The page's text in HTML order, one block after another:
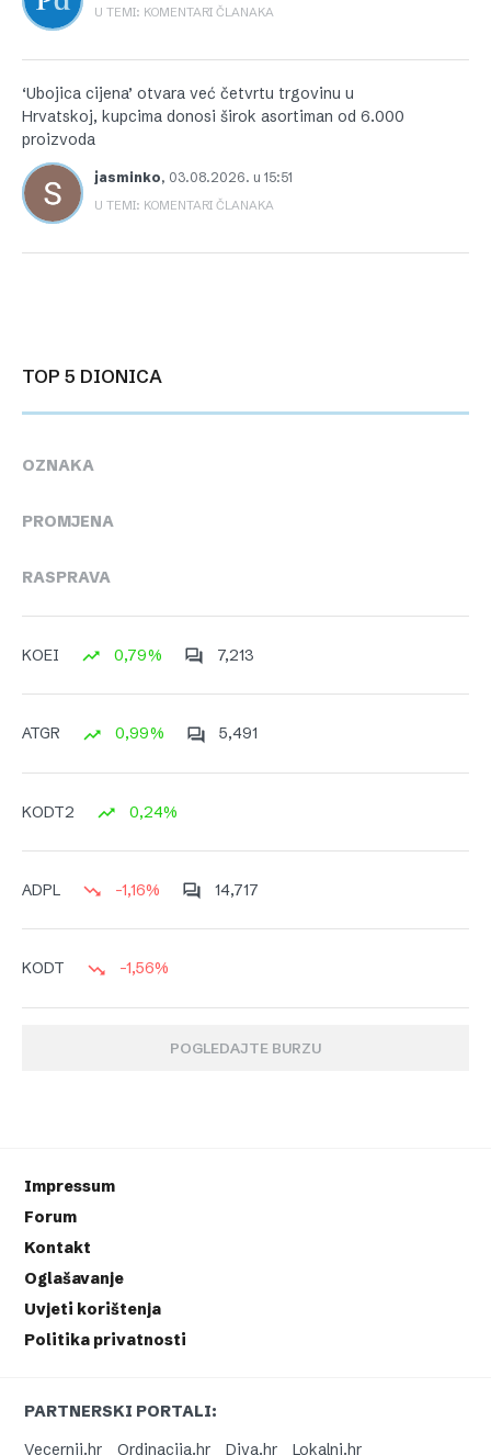
U TEMI: KOMENTARI ČLANAKA
‘Ubojica cijena’ otvara već četvrtu trgovinu u
Hrvatskoj, kupcima donosi širok asortiman od 6.000
proizvoda
jasminko, 03.08.2026. u 15:51
U TEMI: KOMENTARI ČLANAKA
TOP 5 DIONICA
OZNAKA
PROMJENA
RASPRAVA
KOEI 0,79% 7,213
ATGR 0,99% 5,491
KODT2 0,24%
ADPL -1,16% 14,717
KODT -1,56%
POGLEDAJTE BURZU
Impressum
Forum
Kontakt
Oglašavanje
Uvjeti korištenja
Politika privatnosti
PARTNERSKI PORTALI:
Vecernji.hr
Ordinacija.hr Diva.hr Lokalni.hr